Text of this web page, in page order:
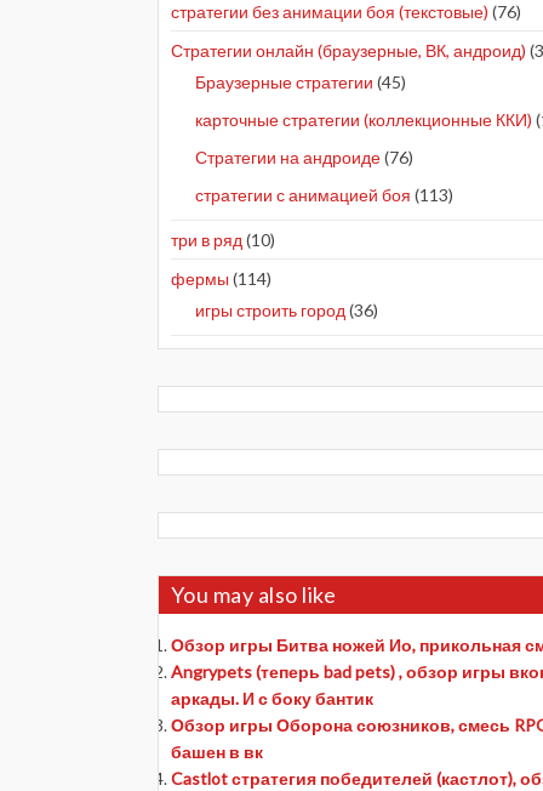
стратегии без анимации боя (текстовые) (76)
Стратегии онлайн (браузерные, ВК, андроид)
Браузерные стратегии (45)
карточные стратегии (коллекционные ККИ)
Стратегии на андроиде(76)
стратегии с анимацией боя (113)
три в ряд(10)
фермы (114)
игры строить город(36)
You may also like
Обзор игры Битва ножей Ио, прикольная
Angrypets (теперь bad pets) , обзор игры
аркады. И с боку бантик
Обзор игры Оборона союзников, смесь
башен в вк
Castlot стратегия победителей (кастлот),